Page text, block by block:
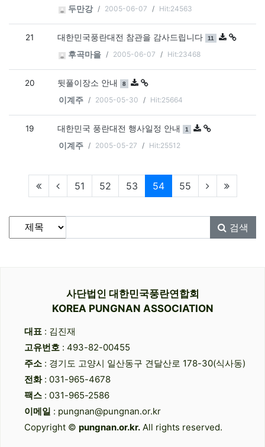
두만강 2005-06-07 Hit:24563
21 대한민국풍란대전 참관을 감사드립니다 댓글
11 개
후곡마을 2005-06-07 Hit:23468
20 뒷풀이장소 안내 댓글
8 개
이계주 2005-05-30 Hit:25664
19 대한민국 풍란대전 행사일정 안내 댓글
1 개
이계주 2005-05-27 Hit:25512
51 52 53 54현재페이지
55
게시물 검색
검색대상
검색어필수 검색
사단법인 대한민국풍란연합회
KOREA PUNGNAN ASSOCIATION
대표 : 김진재
고유번호 : 493-82-00455
주소 : 경기도 고양시 일산동구 견달산로 178-30(식사동)
전화: 031-965-4678
팩스 : 031-965-2586
이메일 : pungnan@pungnan.or.kr
Copyright © pungnan.or.kr. All rights reserved.